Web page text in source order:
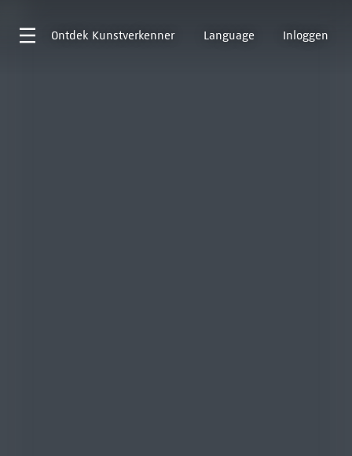
Ontdek Kunstverkenner Language Inloggen